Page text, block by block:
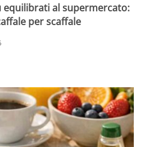
equilibrati al supermercato:
per scaffale